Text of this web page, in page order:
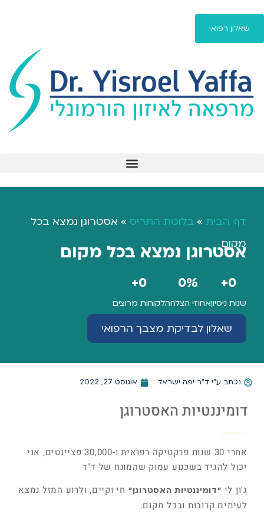
שאלון רפואי
דף הבית » בלוטת התריס » אסטרוגן נמצא בכל
מקום
אסטרוגן נמצא בכל מקום
שנות ניסיון
0
+
אחוזי הצלחה
%
0
לקוחות מרוצים
0
+
שאלון לבדיקת מצבך הרפואי
נכתב ע"י ד"ר יפה ישראל אוגוסט 27, 2022
דומיננטיות האסטרוגן
אחרי 30 שנות פרקטיקה רפואית ו-30,000 פציינטים, אני
יכול להגיד בשכנוע עמוק שהמונח של ד"ר
ג'ון לי "דומיננטיות האסטרוגן" חי וקיים, ולרוע המזל נמצא
לעיתים קרובות ובכל מקום.